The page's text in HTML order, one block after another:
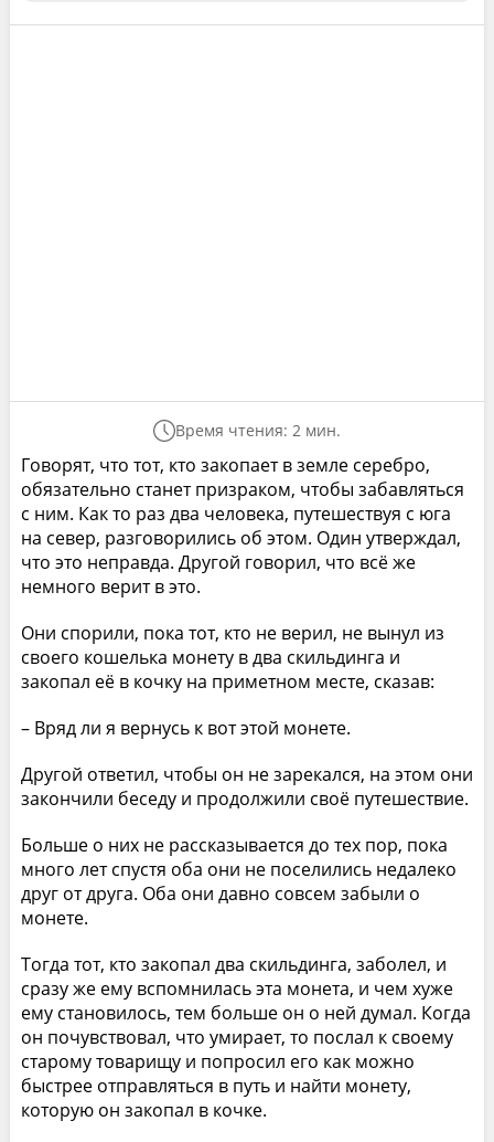
Время чтения: 2 мин.
Говорят, что тот, кто закопает в земле серебро,
обязательно станет призраком, чтобы забавляться
с ним. Как то раз два человека, путешествуя с юга
на север, разговорились об этом. Один утверждал,
что это неправда. Другой говорил, что всё же
немного верит в это.
Они спорили, пока тот, кто не верил, не вынул из
своего кошелька монету в два скильдинга и
закопал её в кочку на приметном месте, сказав:
– Вряд ли я вернусь к вот этой монете.
Другой ответил, чтобы он не зарекался, на этом они
закончили беседу и продолжили своё путешествие.
Больше о них не рассказывается до тех пор, пока
много лет спустя оба они не поселились недалеко
друг от друга. Оба они давно совсем забыли о
монете.
Тогда тот, кто закопал два скильдинга, заболел, и
сразу же ему вспомнилась эта монета, и чем хуже
ему становилось, тем больше он о ней думал. Когда
он почувствовал, что умирает, то послал к своему
старому товарищу и попросил его как можно
быстрее отправляться в путь и найти монету,
которую он закопал в кочке.